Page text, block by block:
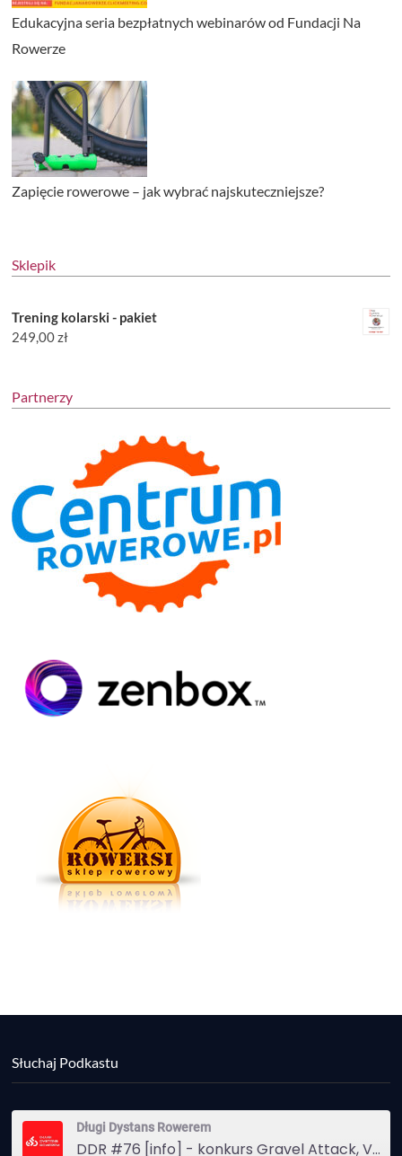
Edukacyjna seria bezpłatnych webinarów od Fundacji Na
Rowerze
Zapięcie rowerowe – jak wybrać najskuteczniejsze?
Sklepik
Trening kolarski - pakiet
249,00zł
Partnerzy
Słuchaj Podkastu
Długi Dystans Rowerem
DDR #76 [info] - konkurs Gravel Attack, Varmia Gravel, Bike Expo, Inspire India Ultra Race